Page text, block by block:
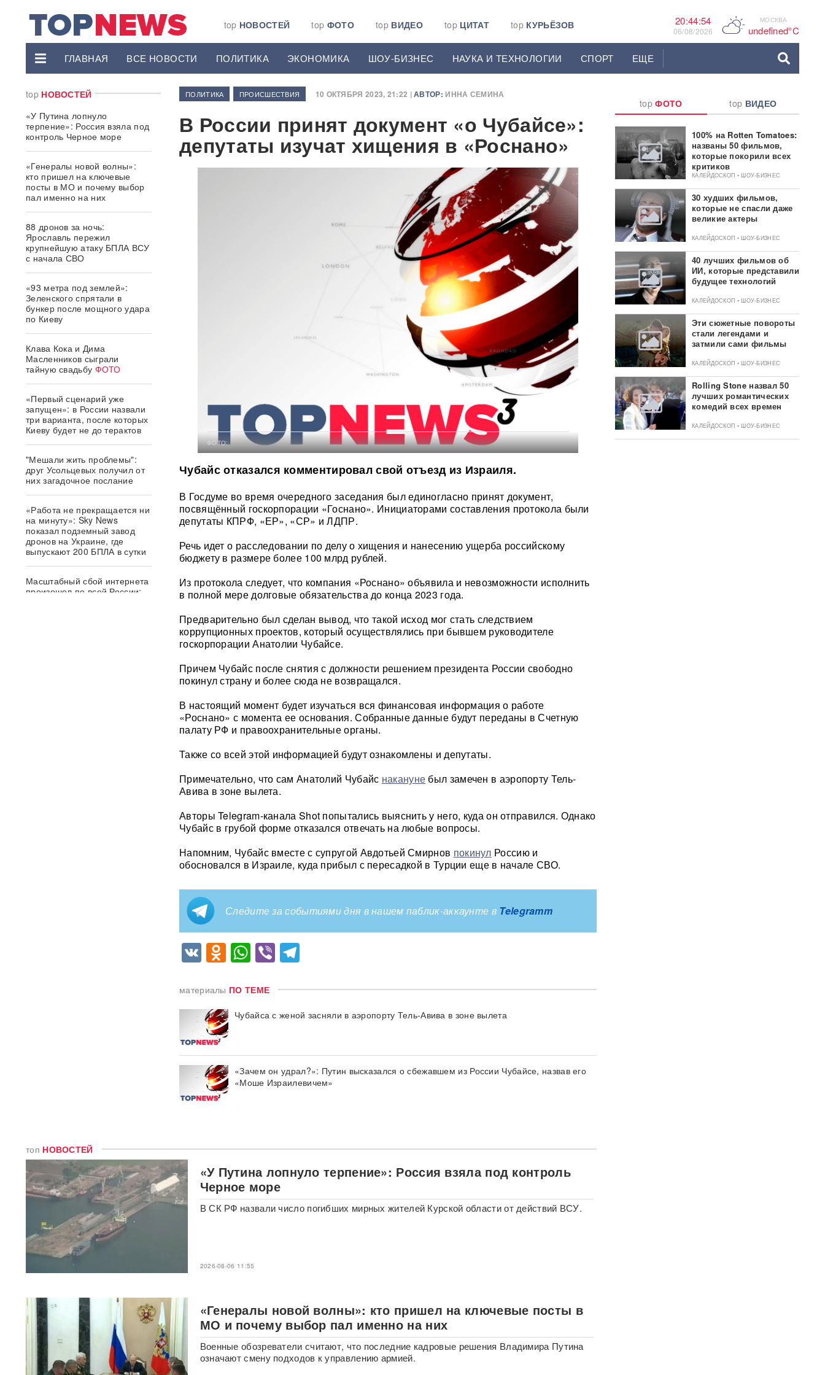
top НОВОСТЕЙ top ФОТО top ВИДЕО top ЦИТАТ top КУРЬЁЗОВ 20:44:55
06/08/2026 C МОСКВА
undefined°C
ГЛАВНАЯ ВСЕ НОВОСТИ ПОЛИТИКА ЭКОНОМИКА ШОУ-БИЗНЕС НАУКА И ТЕХНОЛОГИИ СПОРТ ЕЩЕ
top НОВОСТЕЙ
«У Путина лопнуло
терпение»: Россия взяла под
контроль Черное море
«Генералы новой волны»:
кто пришел на ключевые
посты в МО и почему выбор
пал именно на них
88 дронов за ночь:
Ярославль пережил
крупнейшую атаку БПЛА ВСУ
с начала СВО
«93 метра под землей»:
Зеленского спрятали в
бункер после мощного удара
по Киеву
Клава Кока и Дима
Масленников сыграли
тайную свадьбу ФОТО
«Первый сценарий уже
запущен»: в России назвали
три варианта, после которых
Киеву будет не до терактов
"Мешали жить проблемы":
друг Усольцевых получил от
них загадочное послание
«Работа не прекращается ни
на минуту»: Sky News
показал подземный завод
дронов на Украине, где
выпускают 200 БПЛА в сутки
Масштабный сбой интернета
произошел по всей России:
Экс-посол Украины в США
расплакалась в суде после
обвинений в коррупции
"Латвия спасена": сенатор
Пушков высмеял слова
Вайкуле о готовности воевать
с Россией
В бургерах пяти крупнейших
«Трамп потребовал
объяснений»: в США
сообщили о нехватке ракет
после ударов по Ирану
ПОЛИТИКА ПРОИСШЕСТВИЯ 10 ОКТЯБРЯ 2023, 21:22 |АВТОР: ИННА СЕМИНА
В России принят документ «о Чубайсе»:
депутаты изучат хищения в «Роснано»
ФОТО:
Чубайс отказался комментировал свой отъезд из Израиля.
В Госдуме во время очередного заседания был единогласно принят документ,
посвящённый госкорпорации «Госнано». Инициаторами составления протокола были
депутаты КПРФ, «ЕР», «СР» и ЛДПР.
Речь идет о расследовании по делу о хищения и нанесению ущерба российскому
бюджету в размере более 100 млрд рублей.
Из протокола следует, что компания «Роснано» объявила и невозможности исполнить
в полной мере долговые обязательства до конца 2023 года.
Предварительно был сделан вывод, что такой исход мог стать следствием
коррупционных проектов, который осуществлялись при бывшем руководителе
госкорпорации Анатолии Чубайсе.
Причем Чубайс после снятия с должности решением президента России свободно
покинул страну и более сюда не возвращался.
В настоящий момент будет изучаться вся финансовая информация о работе
«Роснано» с момента ее основания. Собранные данные будут переданы в Счетную
палату РФ и правоохранительные органы.
Также со всей этой информацией будут ознакомлены и депутаты.
Примечательно, что сам Анатолий Чубайс накануне был замечен в аэропорту Тель-
Авива в зоне вылета.
Авторы Telegram-канала Shot попытались выяснить у него, куда он отправился. Однако
Чубайс в грубой форме отказался отвечать на любые вопросы.
Напомним, Чубайс вместе с супругой Авдотьей Смирнов покинул Россию и
обосновался в Израиле, куда прибыл с пересадкой в Турции еще в начале СВО.
Следите за событиями дня в нашем паблик-аккаунте в Telegramm
VKOdnoklassniki
WhatsApp
Viber
материалы ПО ТЕМЕ
Чубайса с женой засняли в аэропорту Тель-Авива в зоне вылета
«Зачем он удрал?»: Путин высказался о сбежавшем из России Чубайсе, назвав его
«Моше Израилевичем»
топ НОВОСТЕЙ
«У Путина лопнуло терпение»: Россия взяла под контроль
Черное море
В СК РФ назвали число погибших мирных жителей Курской области от действий ВСУ.
2026-08-06 11:55
«Генералы новой волны»: кто пришел на ключевые посты в
МО и почему выбор пал именно на них
Военные обозреватели считают, что последние кадровые решения Владимира Путина
означают смену подходов к управлению армией.
topФОТО top ВИДЕО
100% на Rotten Tomatoes:
названы 50 фильмов,
которые покорили всех
критиков
КАЛЕЙДОСКОП • ШОУ-БИЗНЕС
30 худших фильмов,
которые не спасли даже
великие актеры
КАЛЕЙДОСКОП • ШОУ-БИЗНЕС
40 лучших фильмов об
ИИ, которые представили
будущее технологий
КАЛЕЙДОСКОП • ШОУ-БИЗНЕС
Эти сюжетные повороты
стали легендами и
затмили сами фильмы
КАЛЕЙДОСКОП • ШОУ-БИЗНЕС
Rolling Stone назвал 50
лучших романтических
комедий всех времен
КАЛЕЙДОСКОП • ШОУ-БИЗНЕС